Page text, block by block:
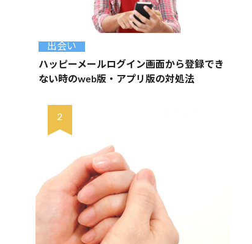
出会い
ハッピーメールログイン画面から登録でき
ない時のweb版・アプリ版の対処法